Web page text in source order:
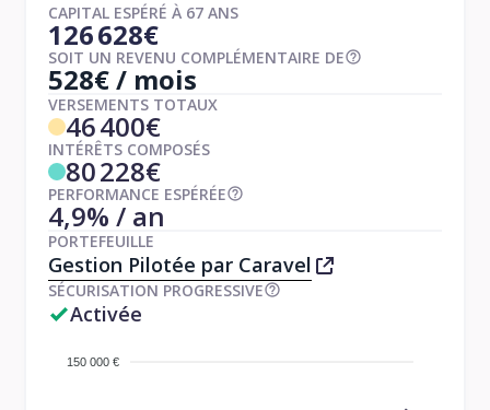
CAPITAL ESPÉRÉ À 67 ANS
126 628€
SOIT UN REVENU COMPLÉMENTAIRE DE
528€ / mois
VERSEMENTS TOTAUX
46 400€
INTÉRÊTS COMPOSÉS
80 228€
PERFORMANCE ESPÉRÉE
4,9% / an
PORTEFEUILLE
Gestion Pilotée par Caravel
SÉCURISATION PROGRESSIVE
Activée
150 000 €